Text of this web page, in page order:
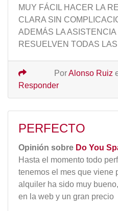
MUY FÁCIL HACER LA
CLARA SIN
ADEMÁS LA
RESUELVEN TODAS
PorAlonso Ruiz
Responder
PERFECTO
Opinión sobre Do You
Hasta el momento todo
tenemos el mes que viene
alquiler ha sido muy
en la web y un gran precio